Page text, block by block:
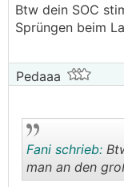
Sommer?!
Mein SOC fällt
eh Zyklisch
einfach mal
oder so fallen zu
Btw dein SOC
Sprüngen beim
Pedaaa
Fani schrieb:
man an den